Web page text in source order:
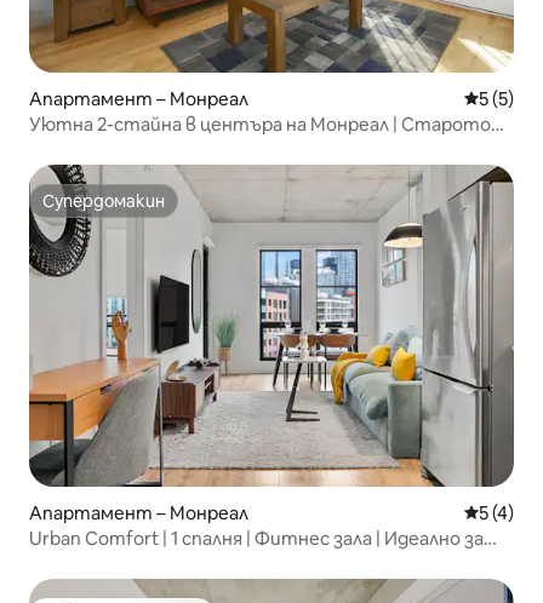
Апартамент – Монреал Средна
5 (5)
Уютна 2-стайна в центъра на Монреал | Старото
Супердомакин
Супердомакин
Апартамент – Монреал Средна
5 (4)
Urban Comfort | 1 спалня | Фитнес зала | Идеално за